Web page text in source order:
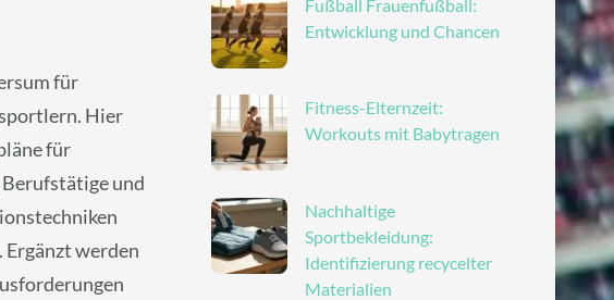
für
Hier
für
und
werden
Fußball Frauenfußball:
Entwicklung und Chancen
Fitness-Elternzeit:
Workouts mit Babytragen
Nachhaltige
Sportbekleidung:
Identifizierung recycelter
Materialien